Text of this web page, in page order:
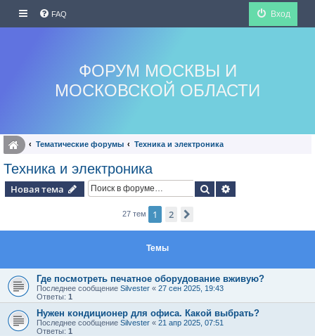
FAQ Вход
ФОРУМ МОСКВЫ И
МОСКОВСКОЙ ОБЛАСТИ
Тематические форумы Техника и электроника
Техника и электроника
Новая тема Поиск
27 тем 1 2
Темы
Где посмотреть печатное оборудование вживую?
Последнее сообщение Silvester « 27 сен 2025, 19:43
Ответы: 1
Нужен кондиционер для офиса. Какой выбрать?
Последнее сообщение Silvester « 21 апр 2025, 07:51
Ответы: 1